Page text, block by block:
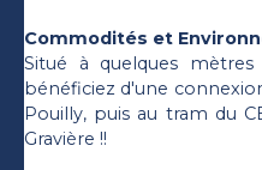
Commodités et
Situé à quelques
bénéficiez d'une
Pouilly, puis au tram du
Gravière !!